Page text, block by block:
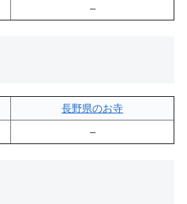
–
長野県のお寺
–